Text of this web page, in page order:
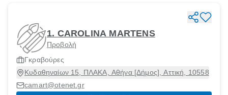
1. CAROLINA MARTENS
Προβολή
Γκραβούρες
Κυδαθηναίων 15, ΠΛΑΚΑ, Αθήνα [Δήμος], Αττική, 10558
camart@otenet.gr